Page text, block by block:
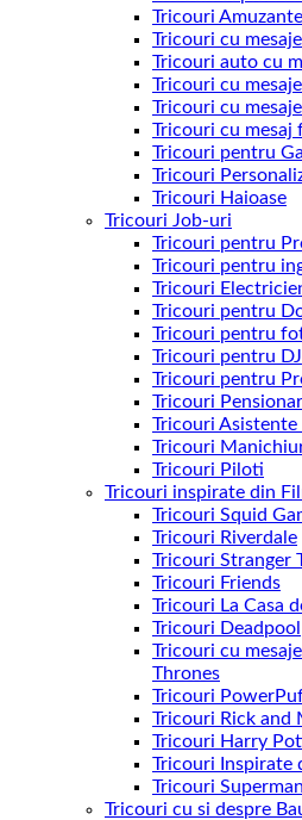
Tricouri Amuzante
Tricouri cu
Tricouri auto cu
Tricouri cu
Tricouri cu
Tricouri cu mesaj
Tricouri pentru
Tricouri
Tricouri Haioase
Tricouri Job-uri
Tricouri pentru
Tricouri pentru
Tricouri
Tricouri pentru
Tricouri pentru
Tricouri pentru DJ
Tricouri pentru
Tricouri
Tricouri
Tricouri
Tricouri Piloti
Tricouri inspirate din
Tricouri Squid
Tricouri Riverdale
Tricouri Stranger
Tricouri Friends
Tricouri La Casa
Tricouri Deadpool
Tricouri cu
Thrones
Tricouri
Tricouri Rick and
Tricouri Harry
Tricouri Inspirate
Tricouri Superman
Tricouri cu si despre